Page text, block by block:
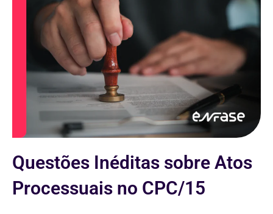
Questões Inéditas sobre Atos
Processuais no CPC/15